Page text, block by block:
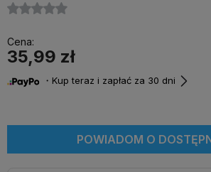
Cena:
35,99 zł
・Kup teraz i zapłać za 30 dni
POWIADOM O